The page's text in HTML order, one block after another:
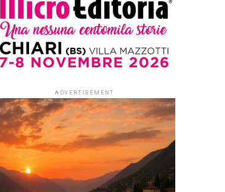
ADVERTISEMENT